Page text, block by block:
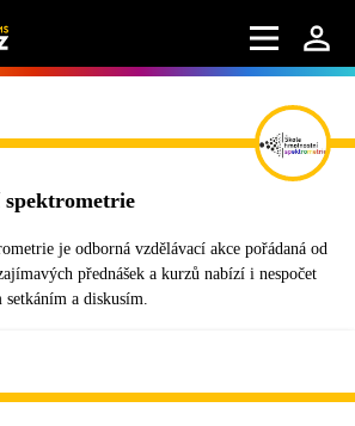
spektrometrie
je odborná vzdělávací akce pořádaná od
přednášek a kurzů nabízí i nespočet
a diskusím.